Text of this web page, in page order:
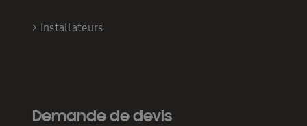
> Installateurs
Demande de devis